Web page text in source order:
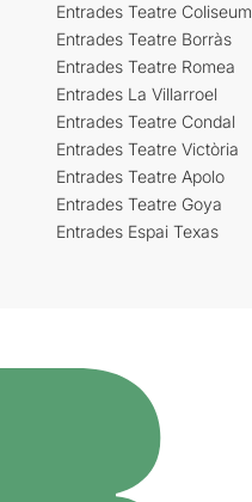
Entrades Teatre Coliseum
Entrades Teatre Borràs
Entrades Teatre Romea
Entrades La Villarroel
Entrades Teatre Condal
Entrades Teatre Victòria
Entrades Teatre Apolo
Entrades Teatre Goya
Entrades Espai Texas